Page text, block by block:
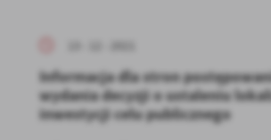
Informacja dla stron
wydania decyzji o ustaleniu
inwestycji celu publicznego